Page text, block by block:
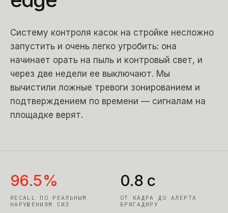
Систему контроля касок на стройке несложно
запустить и очень легко угробить: она
начинает орать на пыль и контровый свет, и
через две недели ее выключают. Мы
вычистили ложные тревоги зонированием и
подтверждением по времени — сигналам на
площадке верят.
96.5%
RECALL ПО РЕАЛЬНЫМ
НАРУШЕНИЯМ СИЗ
0.8 с
ОТ КАДРА ДО АЛЕРТА
БРИГАДИРУ